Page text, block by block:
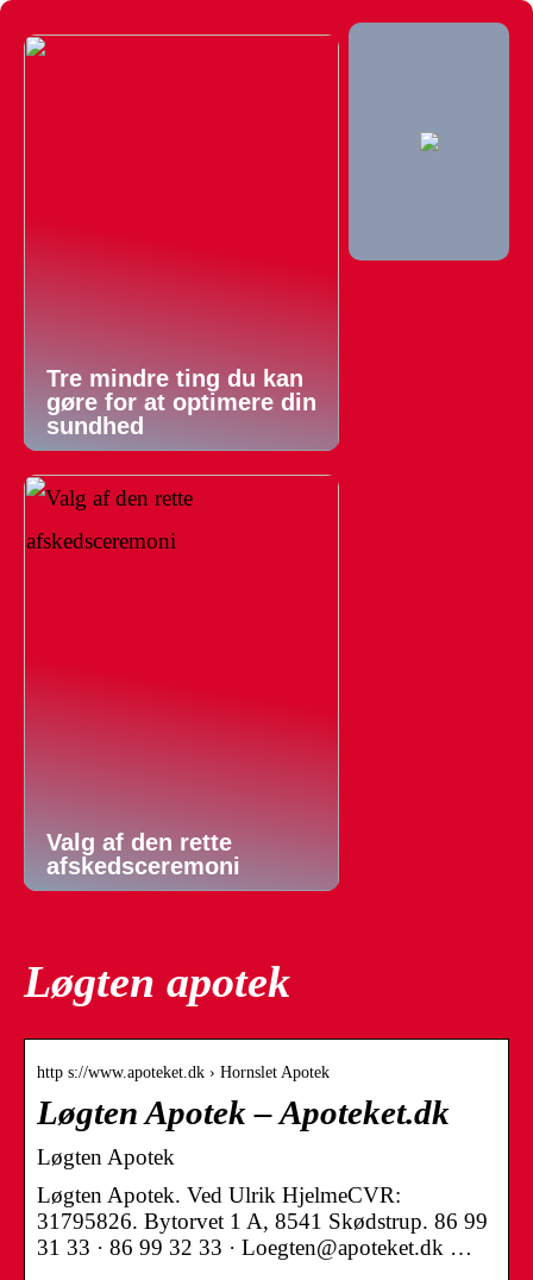
Tre mindre ting du kan
gøre for at optimere din
sundhed
Valg af den rette
afskedsceremoni
Løgten apotek
http s://www.apoteket.dk › Hornslet Apotek
Løgten Apotek – Apoteket.dk
Løgten Apotek
Løgten Apotek. Ved Ulrik HjelmeCVR:
31795826. Bytorvet 1 A, 8541 Skødstrup. 86 99
31 33 · 86 99 32 33 · Loegten@apoteket.dk …